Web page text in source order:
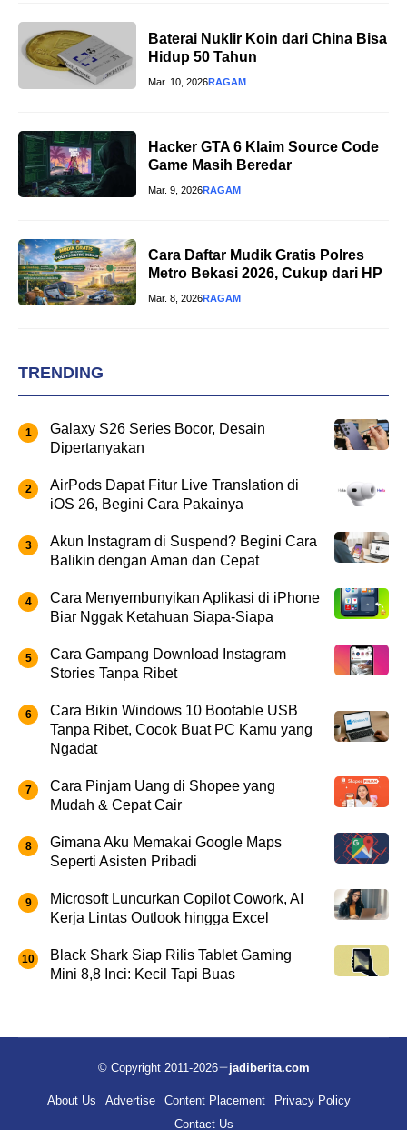
Baterai Nuklir Koin dari China Bisa
Hidup 50 Tahun
Mar. 10, 2026RAGAM
Hacker GTA 6 Klaim Source Code
Game Masih Beredar
Mar. 9, 2026RAGAM
Cara Daftar Mudik Gratis Polres
Metro Bekasi 2026, Cukup dari HP
Mar. 8, 2026RAGAM
TRENDING
Galaxy S26 Series Bocor, Desain
Dipertanyakan
AirPods Dapat Fitur Live Translation di
iOS 26, Begini Cara Pakainya
Akun Instagram di Suspend? Begini Cara
Balikin dengan Aman dan Cepat
Cara Menyembunyikan Aplikasi di iPhone
Biar Nggak Ketahuan Siapa-Siapa
Cara Gampang Download Instagram
Stories Tanpa Ribet
Cara Bikin Windows 10 Bootable USB
Tanpa Ribet, Cocok Buat PC Kamu yang
Ngadat
Cara Pinjam Uang di Shopee yang
Mudah & Cepat Cair
Gimana Aku Memakai Google Maps
Seperti Asisten Pribadi
Microsoft Luncurkan Copilot Cowork, AI
Kerja Lintas Outlook hingga Excel
Black Shark Siap Rilis Tablet Gaming
Mini 8,8 Inci: Kecil Tapi Buas
© Copyright 2011-2026 jadiberita.com
About Us Advertise Content Placement
Privacy Policy
Contact Us